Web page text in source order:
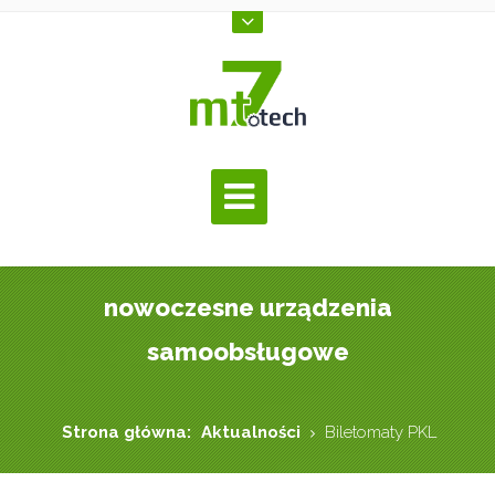
nowoczesne urządzenia
samoobsługowe
Strona główna: Aktualności Biletomaty PKL